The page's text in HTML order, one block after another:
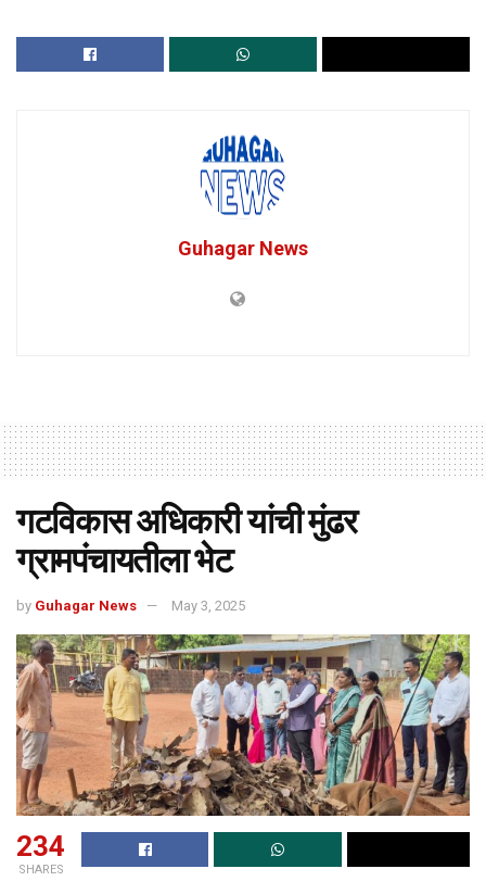
Guhagar News
गटविकास अधिकारी यांची मुंढर
ग्रामपंचायतीला भेट
by Guhagar News May 3, 2025
234
SHARES